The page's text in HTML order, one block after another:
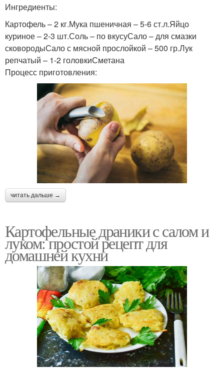
Ингредиенты:
Картофель – 2 кг.Мука пшеничная – 5-6 ст.л.Яйцо
куриное – 2-3 шт.Соль – по вкусуСало – для смазки
сковородыСало с мясной прослойкой – 500 гр.Лук
репчатый – 1-2 головкиСметана
Процесс приготовления:
читать дальше →
Картофельные драники с салом и
луком: простой рецепт для
домашней кухни